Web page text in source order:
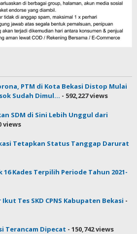
PTM di Kota Bekasi Distop Mulai
Sudah Dimul... - 592,227 views
SDM di Sini Lebih Unggul dari
views
Tetapkan Status Tanggap Darurat
Kades Terpilih Periode Tahun 2021-
Tes SKD CPNS Kabupaten Bekasi -
Terancam Dipecat - 150,742 views